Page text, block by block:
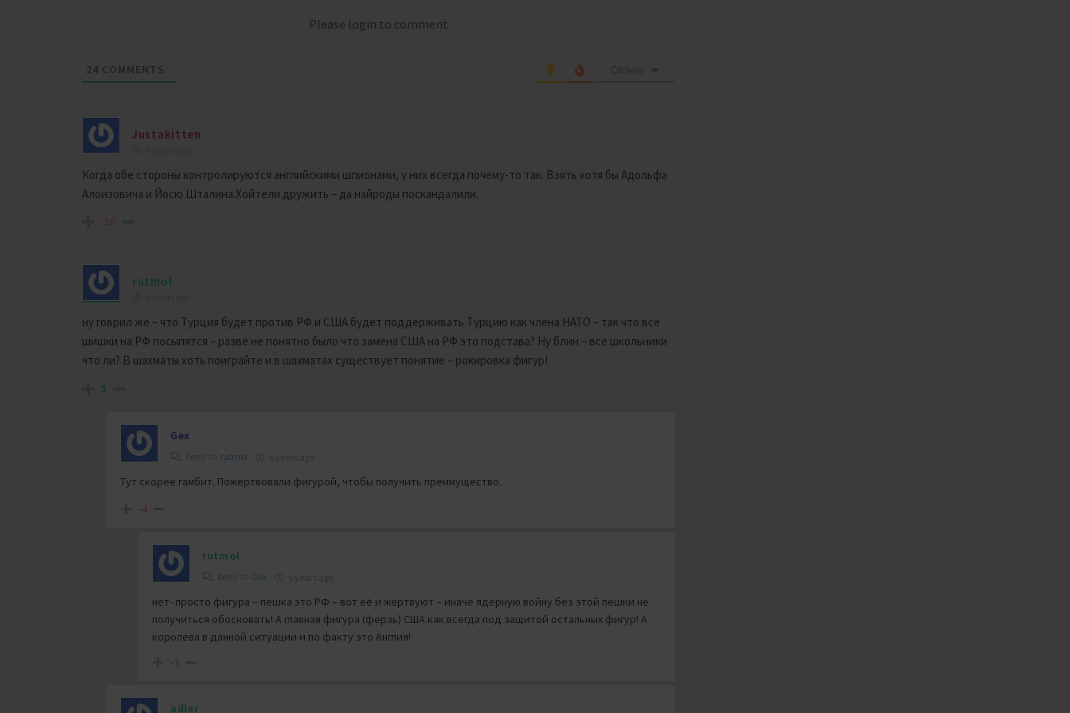
Please login to comment
24 COMMENTS
Justakitten
Когда обе стороны контролируются английскими шпионами, у них всегда почему-то так. Взять хотя бы Адольфа
Алоизовича и Йосю Шталина.Хойтели дружить – да найроды поскандалили.
-16
rutmol
ну говрил же – что Турция будет против РФ и США будет поддерживать Турцию как члена НАТО – так что все
шишки на РФ посыпятся – разве не понятно было что замена США на РФ это подстава? Ну блин – все школьники
что ли? В шахматы хоть поиграйте и в шахматах существует понятие – рокировка фигур!
5
Gex
rutmol
Тут скорее гамбит. Пожертвовали фигурой, чтобы получить преимущество.
-4
rutmol
Gex
нет- просто фигура – пешка это РФ – вот её и жертвуют – иначе ядерную войну без этой пешки не
получиться обосновать! А главная фигура (ферзь) США как всегда под защитой остальных фигур! А
королева в данной ситуации и по факту это Англия!
-3
adler